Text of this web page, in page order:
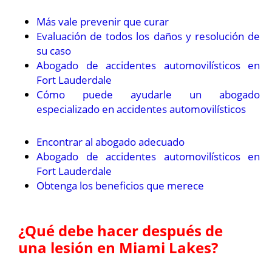
Más vale prevenir que curar
Evaluación de todos los daños y resolución de
su caso
Abogado de accidentes automovilísticos en
Fort Lauderdale
Cómo puede ayudarle un abogado
especializado en accidentes automovilísticos
Encontrar al abogado adecuado
Abogado de accidentes automovilísticos en
Fort Lauderdale
Obtenga los beneficios que merece
¿Qué debe hacer después de
una lesión en Miami Lakes?